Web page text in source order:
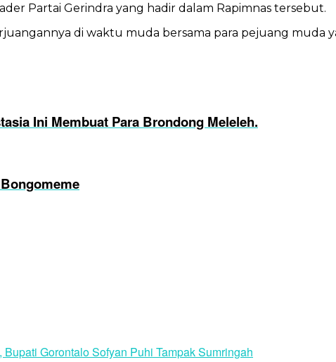
Partai Gerindra yang hadir dalam Rapimnas tersebut.
di waktu muda bersama para pejuang muda
Ini Membuat Para Brondong Meleleh.